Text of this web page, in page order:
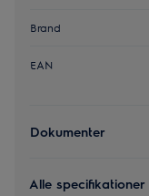
Brand
EAN
Dokumenter
Alle specifikationer